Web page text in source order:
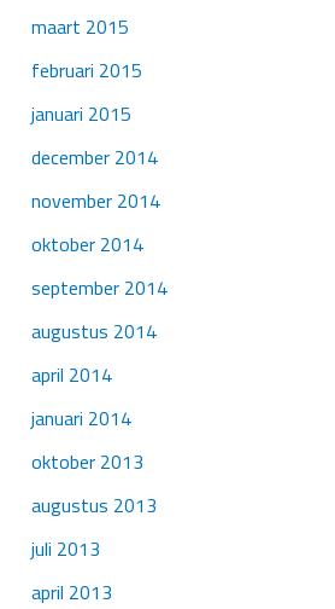
maart 2015
februari 2015
januari 2015
december 2014
november 2014
oktober 2014
september 2014
augustus 2014
april 2014
januari 2014
oktober 2013
augustus 2013
juli 2013
april 2013